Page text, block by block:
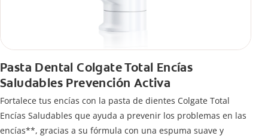
Pasta Dental Colgate Total Encías
Saludables Prevención Activa
Fortalece tus encías con la pasta de dientes Colgate Total
Encías Saludables que ayuda a prevenir los problemas en las
encías**, gracias a su fórmula con una espuma suave y